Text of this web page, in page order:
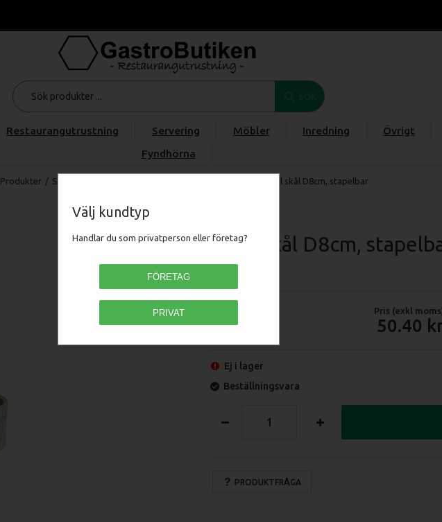
Välj kundtyp
Handlar du som privatperson eller företag?
FÖRETAG
PRIVAT
Restaurangutrustning Servering Möbler Inredning Övrigt
Fyndhörna
Produkter / Servering Coral skål D8cm, stapelbar
Coral skål D8cm,
Pris (exkl
50.40
Ej i lager
Beställningsvara
PRODUKTFRÅGA